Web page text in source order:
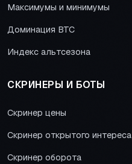
Максимумы и минимумы
Доминация BTC
Индекс альтсезона
СКРИНЕРЫ И БОТЫ
Скринер цены
Скринер открытого интереса
Скринер оборота